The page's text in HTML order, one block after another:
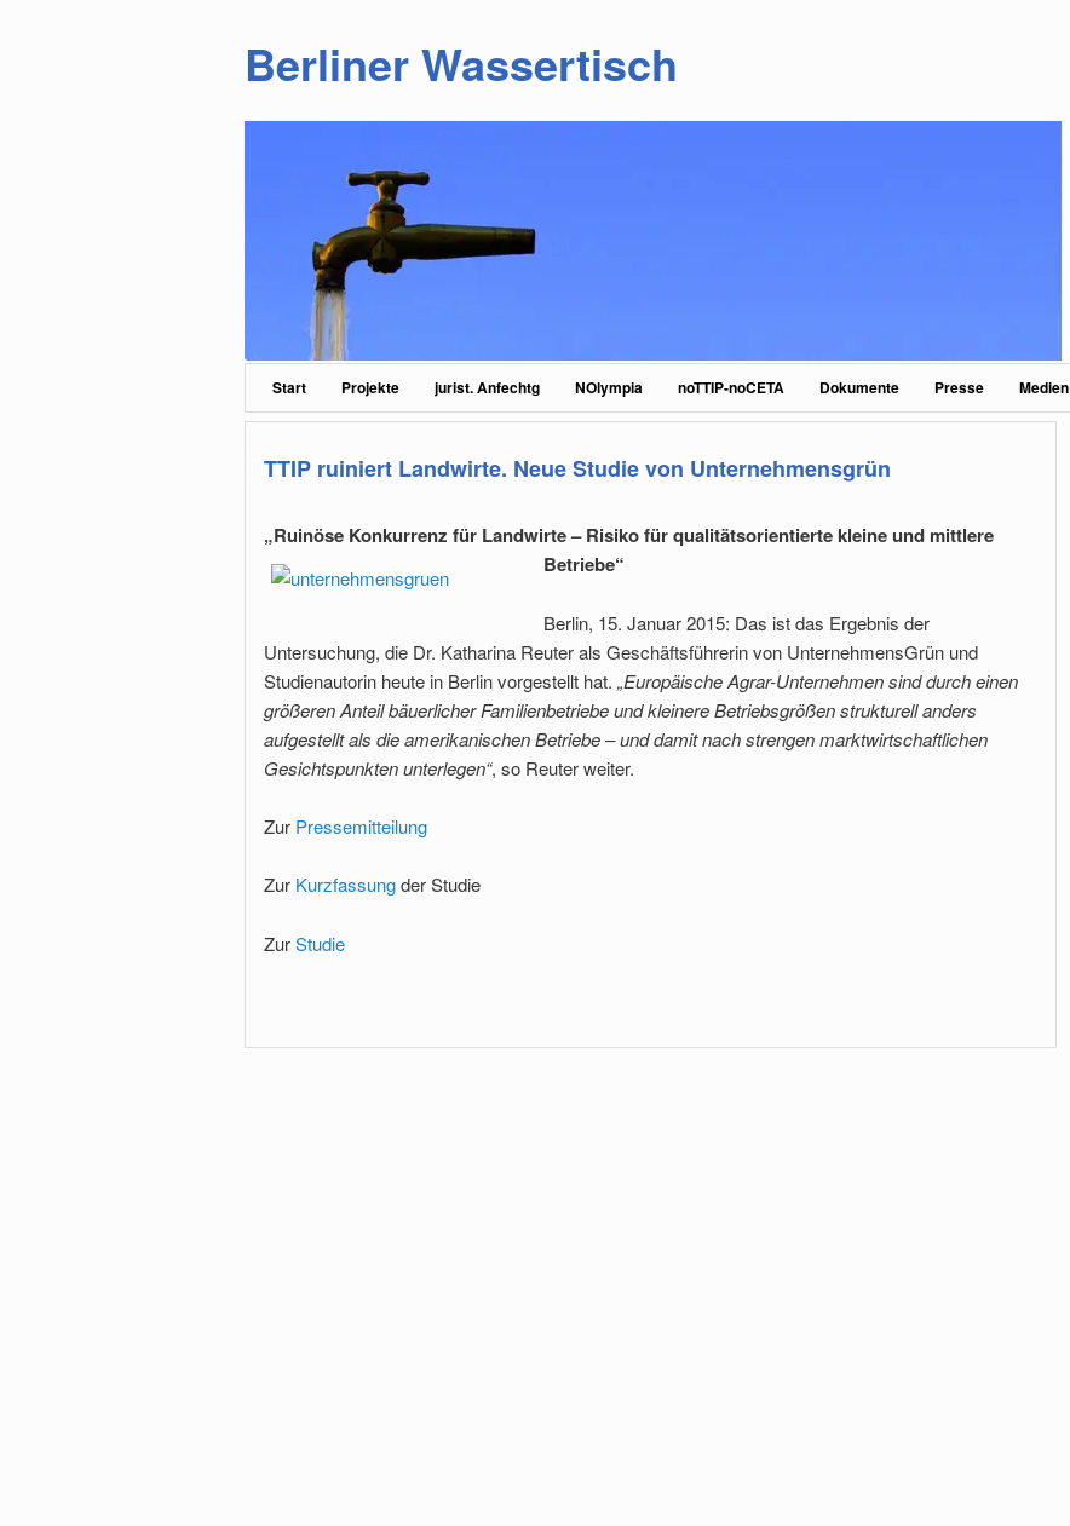
Berliner Wassertisch
Hauptmenü
Start Projekte jurist. Anfechtg NOlympia noTTIP-noCETA Dokumente Presse Medien
TTIP ruiniert Landwirte. Neue Studie von Unternehmensgrün
„Ruinöse Konkurrenz für Landwirte – Risiko für qualitätsorientierte kleine und mittlere
Betriebe“
Berlin, 15. Januar 2015: Das ist das Ergebnis der
Untersuchung, die Dr. Katharina Reuter als Geschäftsführerin von UnternehmensGrün und
Studienautorin heute in Berlin vorgestellt hat. „Europäische Agrar-Unternehmen sind durch einen
größeren Anteil bäuerlicher Familienbetriebe und kleinere Betriebsgrößen strukturell anders
aufgestellt als die amerikanischen Betriebe – und damit nach strengen marktwirtschaftlichen
Gesichtspunkten unterlegen“, so Reuter weiter.
Zur Pressemitteilung
Zur Kurzfassungder Studie
ZurStudie